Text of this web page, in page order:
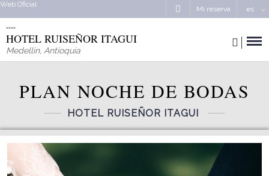
Web Oficial
Mi reserva es
HOTEL RUISEÑOR ITAGUI
Medellin, Antioquia
PLAN NOCHE DE BODAS
HOTEL RUISEÑOR ITAGUI